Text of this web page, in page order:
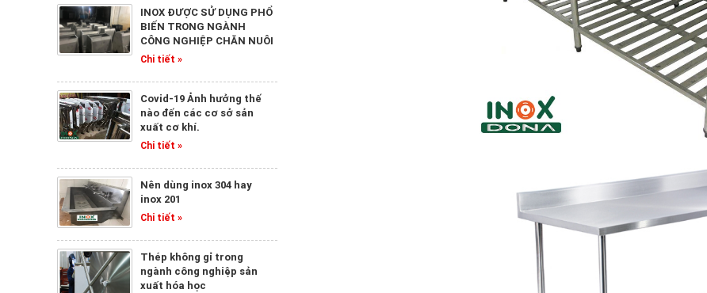
INOX ĐƯỢC SỬ DỤNG PHỔ
BIẾN TRONG NGÀNH
CÔNG NGHIỆP CHĂN NUÔI
Chi tiết »
Covid-19 Ảnh hưởng thế
nào đến các cơ sở sản
xuất cơ khí.
Chi tiết »
Nên dùng inox 304 hay
inox 201
Chi tiết »
Thép không gỉ trong
ngành công nghiệp sản
xuất hóa học